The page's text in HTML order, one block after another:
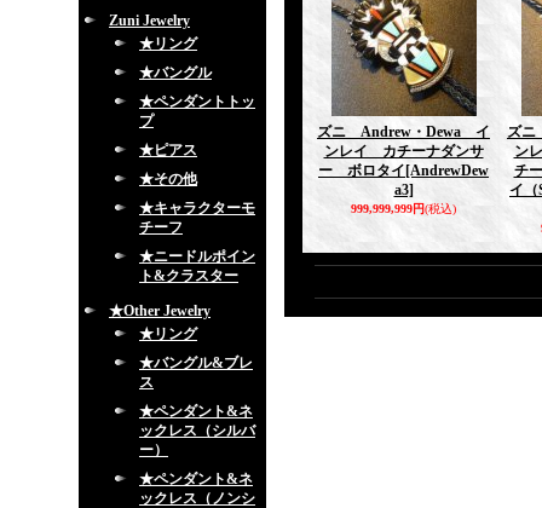
Zuni Jewelry
★リング
★バングル
★ペンダントトッ
プ
★ピアス
★その他
★キャラクターモ
チーフ
★ニードルポイン
ト&クラスター
★Other Jewelry
★リング
★バングル&ブレ
ス
★ペンダント&ネ
ックレス（シルバ
ー）
★ペンダント&ネ
ックレス（ノンシ
ズニ Andrew・Dewa イ
ンレイ カチーナダンサ
ー ボロタイ [AndrewDew
a3]
999,999,999円(税込)
ズ
ン
チ
イ（